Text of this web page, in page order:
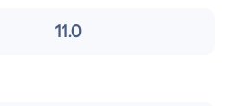
11.0